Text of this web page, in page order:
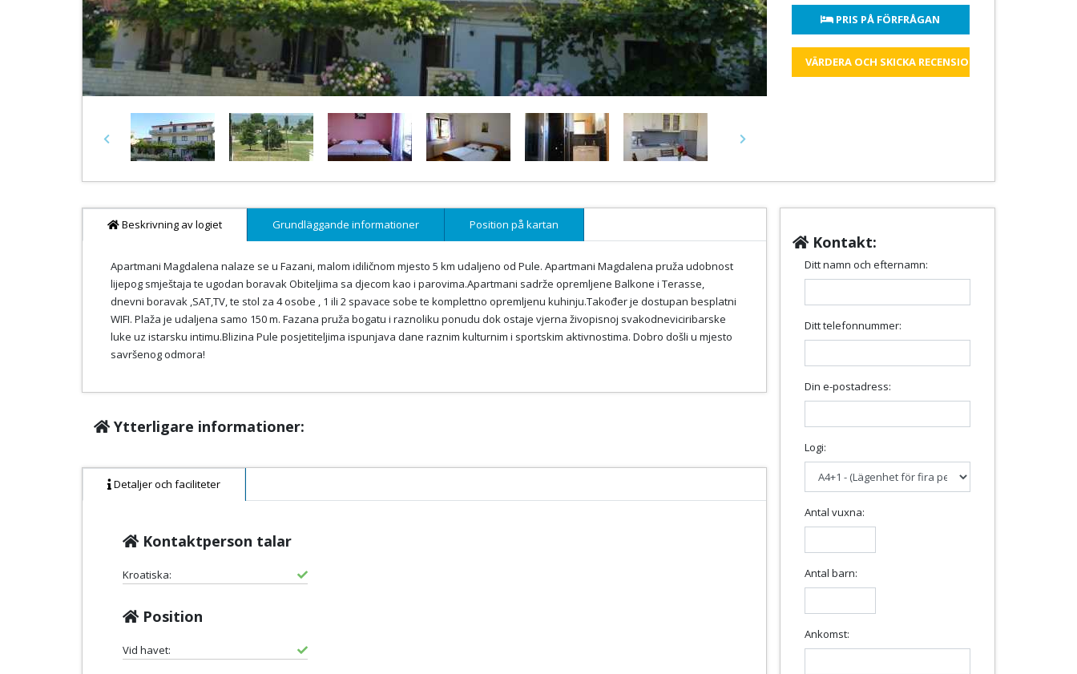
Previous Next
PRIS PÅ FÖRFRÅGAN
VÄRDERA OCH SKICKA RECENSIONEN
Beskrivning av logiet Grundläggande informationer Position på kartan
Apartmani Magdalena nalaze se u Fazani, malom idiličnom mjesto 5 km udaljeno od Pule. Apartmani Magdalena pruža udobnost
lijepog smještaja te ugodan boravak Obiteljima sa djecom kao i parovima.Apartmani sadrže opremljene Balkone i Terasse,
dnevni boravak ,SAT,TV, te stol za 4 osobe , 1 ili 2 spavace sobe te komplettno opremljenu kuhinju.Također je dostupan besplatni
WIFI. Plaža je udaljena samo 150 m. Fazana pruža bogatu i raznoliku ponudu dok ostaje vjerna živopisnoj svakodneviciribarske
luke uz istarsku intimu.Blizina Pule posjetiteljima ispunjava dane raznim kulturnim i sportskim aktivnostima. Dobro došli u mjesto
savršenog odmora!
Ytterligare informationer:
Detaljer och faciliteter
Kontaktperson talar
Kroatiska:
Position
Vid havet:
Kontakt:
Ditt namn och efternamn:
Ditt telefonnummer:
Din e-postadress:
Logi:
Antal vuxna:
Antal barn:
Ankomst: